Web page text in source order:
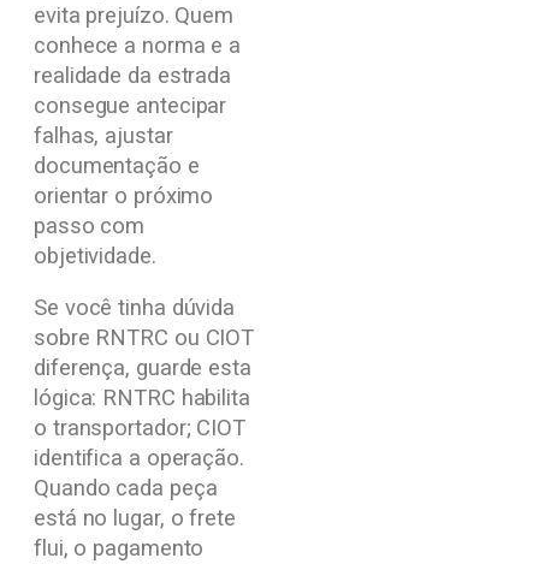
evita prejuízo. Quem
conhece a norma e a
realidade da estrada
consegue antecipar
falhas, ajustar
documentação e
orientar o próximo
passo com
objetividade.
Se você tinha dúvida
sobre RNTRC ou CIOT
diferença, guarde esta
lógica: RNTRC habilita
o transportador; CIOT
identifica a operação.
Quando cada peça
está no lugar, o frete
flui, o pagamento